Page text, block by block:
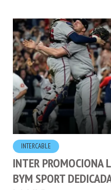
INTERCABLE
INTER PROMOCIONA
BYM SPORT
LA MLB